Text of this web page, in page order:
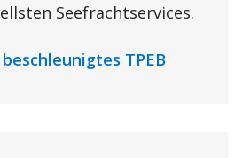
Seefrachtservices.
TPEB